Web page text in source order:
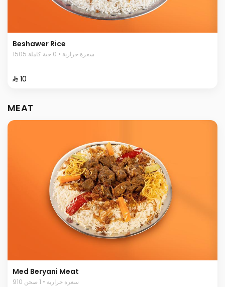
Beshawer Rice
1505 سعرة حرارية • 0 حبة كاملة
⁨⁦‪‬ 10⁩
MEAT
Med Beryani Meat
910 سعرة حرارية • 1 صحن